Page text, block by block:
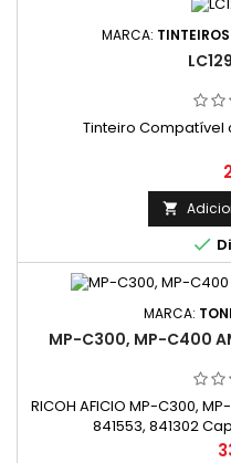
MARCA:
Tinteiro Compatível


MARCA:
MP-C300, MP-C400
RICOH AFICIO MP-C300,
841553, 841302